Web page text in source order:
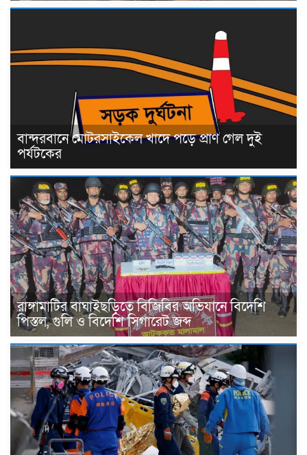
বান্দরবানে মোটরসাইকেল খাদে পড়ে প্রাণ গেল দুই
পর্যটকের
রাঙ্গামাটির বাঘাইছড়িতে বিজিবির অভিযানে বিদেশি
পিস্তল, গুলি ও বিদেশি সিগারেট জব্দ